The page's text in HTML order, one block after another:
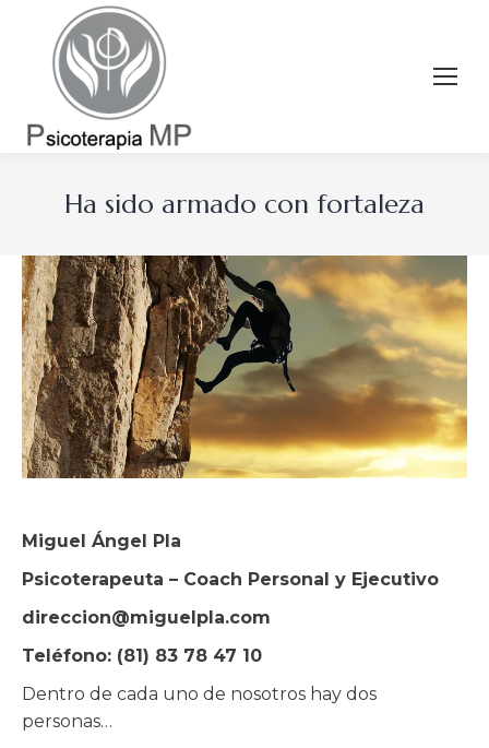
Ha sido armado con fortaleza
Miguel Ángel Pla
Psicoterapeuta – Coach Personal y Ejecutivo
direccion@miguelpla.com
Teléfono: (81) 83 78 47 10
Dentro de cada uno de nosotros hay dos
personas…